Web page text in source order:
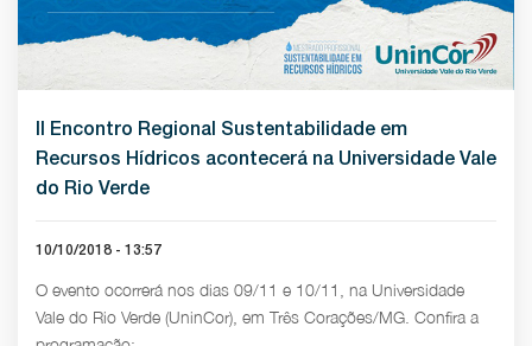
II Encontro Regional Sustentabilidade em
Recursos Hídricos acontecerá na Universidade Vale
do Rio Verde
10/10/2018 - 13:57
O evento ocorrerá nos dias 09/11 e 10/11, na Universidade
Vale do Rio Verde (UninCor), em Três Corações/MG. Confira a